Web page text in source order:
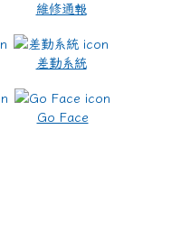
維修通報
差勤系統
Go Face